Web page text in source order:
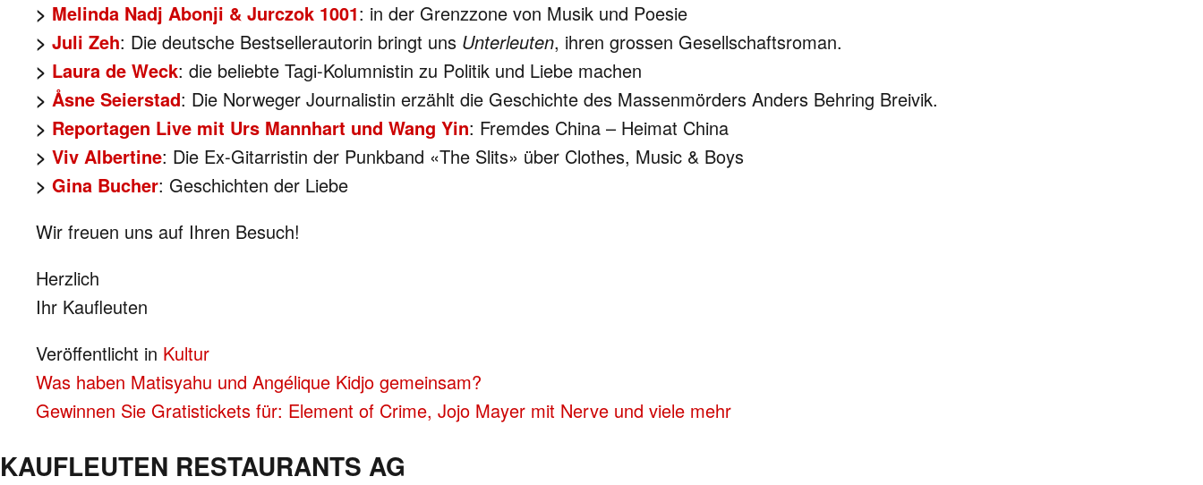
> Melinda Nadj Abonji & Jurczok 1001: in der Grenzzone von Musik und Poesie
> Juli Zeh: Die deutsche Bestsellerautorin bringt uns Unterleuten, ihren grossen Gesellschaftsroman.
> Laura de Weck: die beliebte Tagi-Kolumnistin zu Politik und Liebe machen
> Åsne Seierstad: Die Norweger Journalistin erzählt die Geschichte des Massenmörders Anders Behring Breivik.
> Reportagen Live mit Urs Mannhart und Wang Yin: Fremdes China – Heimat China
> Viv Albertine: Die Ex-Gitarristin der Punkband «The Slits» über Clothes, Music & Boys
> Gina Bucher: Geschichten der Liebe
Wir freuen uns auf Ihren Besuch!
Herzlich
Ihr Kaufleuten
Veröffentlicht in Kultur
BEITRAGS-
NAVIGATION
Was haben Matisyahu und Angélique Kidjo gemeinsam?
Gewinnen Sie Gratistickets für: Element of Crime, Jojo Mayer mit Nerve und viele mehr
KAUFLEUTEN RESTAURANTS AG